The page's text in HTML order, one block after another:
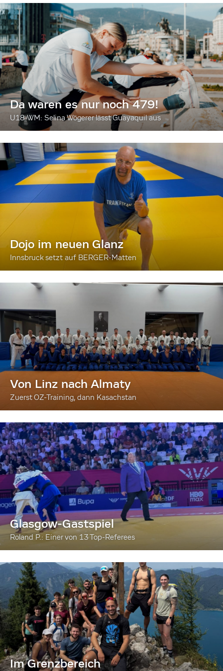
Da waren es nur noch 479!
U18-WM: Selina Wögerer lässt Guayaquil aus
Dojo im neuen Glanz
Innsbruck setzt auf BERGER-Matten
Von Linz nach Almaty
Zuerst OZ-Training, dann Kasachstan
Glasgow-Gastspiel
Roland P.: Einer von 13 Top-Referees
Im Grenzbereich